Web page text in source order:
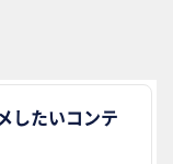
したいコンテ